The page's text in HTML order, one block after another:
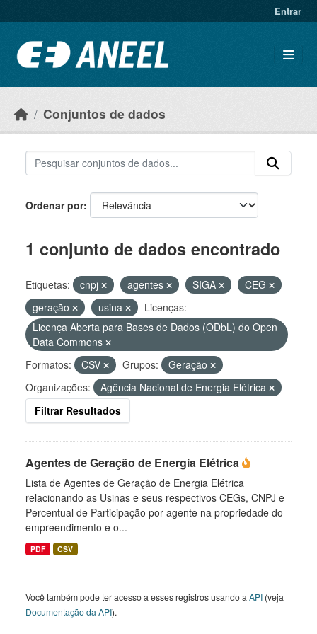
Entrar
Conjuntos de dados
Ordenar por
1 conjunto de dados encontrado
Etiquetas: cnpj agentes SIGA
CEG
geração
usina
Licenças:
Licença Aberta para Bases de Dados (ODbL) do Open
Data Commons
Formatos:
CSV Grupos:
Geração
Organizações:
Agência Nacional de Energia Elétrica
Filtrar Resultados
Agentes de Geração de Energia Elétrica
Lista de Agentes de Geração de Energia Elétrica
relacionando as Usinas e seus respectivos CEGs, CNPJ e
Percentual de Participação por agente na propriedade do
empreendimento e o...
PDF CSV
Você também pode ter acesso a esses registros usando a API (veja
Documentação da API).